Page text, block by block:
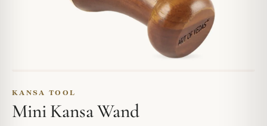
KANSA TOOL
Mini Kansa Wand